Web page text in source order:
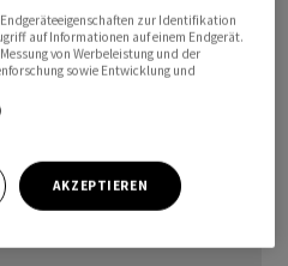
Südwestmetall im
Tarifabschluss der Metall-
festgezurrt
Fahrzeugen erkenne
kaum, dass es kein
DP/men
zur Identifikation
auf Informationen auf einem Endgerät.
von Werbeleistung und der
sowie Entwicklung und
AKZEPTIEREN